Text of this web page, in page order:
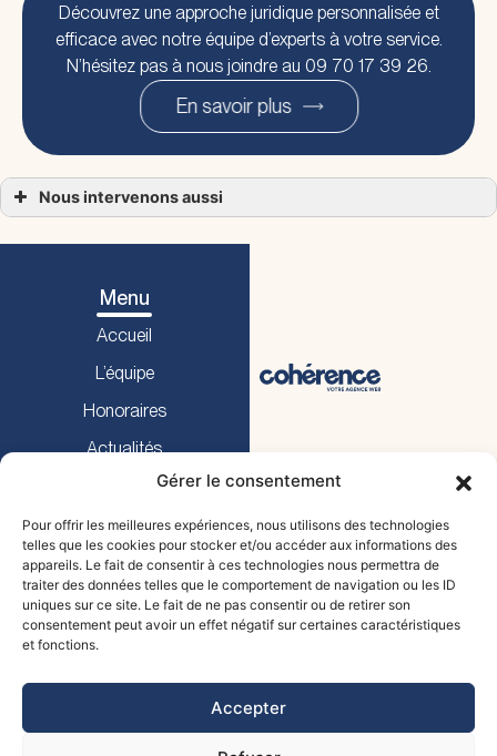
Gérer le consentement
Pour offrir les meilleures expériences, nous utilisons des technologies
telles que les cookies pour stocker et/ou accéder aux informations des
appareils. Le fait de consentir à ces technologies nous permettra de
traiter des données telles que le comportement de navigation ou les ID
uniques sur ce site. Le fait de ne pas consentir ou de retirer son
consentement peut avoir un effet négatif sur certaines caractéristiques
et fonctions.
Accepter
Découvrez une approche juridique personnalisée et
efficace avec notre équipe d’experts à votre service.
N’hésitez pas à nous joindre au 09 70 17 39 26.
En savoir plus
Nous intervenons aussi
Droit bancaire Ille-et-Vilaine 35
Droit bancaire Pacé
Droit bancaire Liffré
Droit bancaire Vitré 35
Menu
Accueil
L’équipe
Honoraires
Actualités
Prendre RDV
Prestations
Droit civil
Droit de la famille
POLITIQUE DE
CONFIDENTIALITÉ